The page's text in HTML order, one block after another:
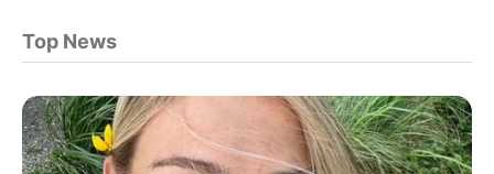
Top News